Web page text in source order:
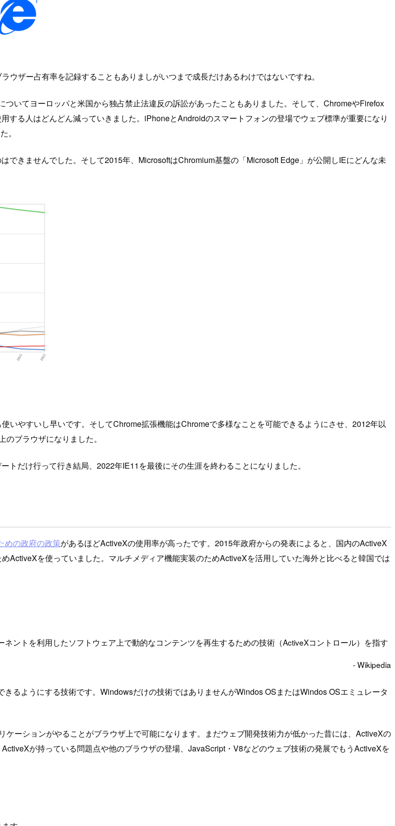
ザー占有率を記録することもありましがいつまで成長だけあるわけではないですね。
いてヨーロッパと米国から独占禁止法違反の訴訟があったこともありました。そして、ChromeやFirefox
する人はどんどん減っていきました。iPhoneとAndroidのスマートフォンの登場でウェブ標準が重要になり
。
できませんでした。そして2015年、MicrosoftはChromium基盤の「Microsoft Edge」が公開しIEにどんな未
いやすいし早いです。そしてChrome拡張機能はChromeで多様なことを可能できるようにさせ、2012年以
ブラウザになりました。
だけ行って行き結局、2022年IE11を最後にその生涯を終わることになりました。
めの政府の政策があるほどActiveXの使用率が高ったです。2015年政府からの発表によると、国内のActiveX
ActiveXを使っていました。マルチメディア機能実装のためActiveXを活用していた海外と比べると韓国では
ントを利用したソフトウェア上で動的なコンテンツを再生するための技術（ActiveXコントロール）を指す
- Wikipedia
るようにする技術です。Windowsだけの技術ではありませんがWindos OSまたはWindos OSエミュレータ
ーションがやることがブラウザ上で可能になります。まだウェブ開発技術力が低かった昔には、ActiveXの
が持っている問題点や他のブラウザの登場、JavaScript・V8などのウェブ技術の発展でもうActiveXを